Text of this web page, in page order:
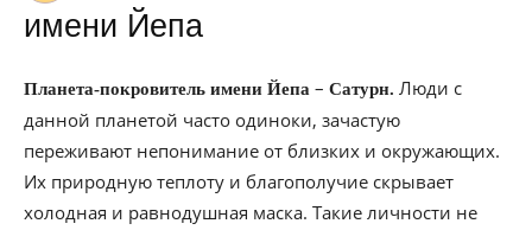
имени Йепа
Планета-покровитель имени Йепа – Сатурн. Люди с
данной планетой часто одиноки, зачастую
переживают непонимание от близких и окружающих.
Их природную теплоту и благополучие скрывает
холодная и равнодушная маска. Такие личности не